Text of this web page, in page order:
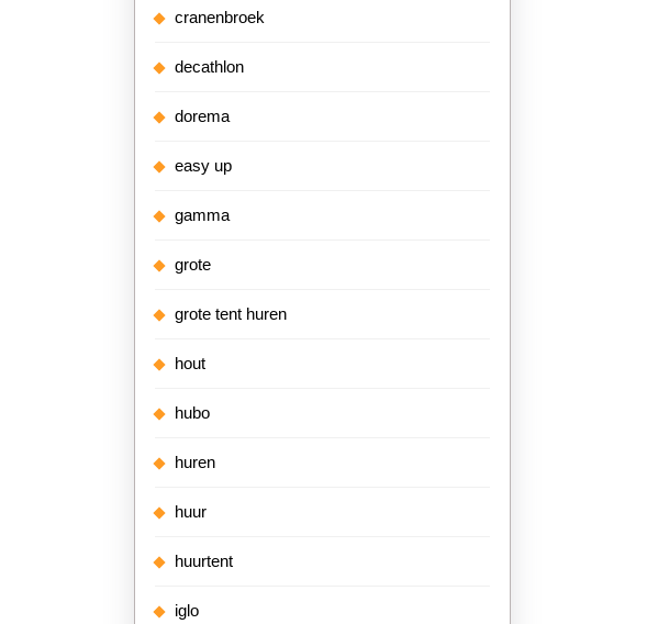
cranenbroek
decathlon
dorema
easy up
gamma
grote
grote tent huren
hout
hubo
huren
huur
huurtent
iglo